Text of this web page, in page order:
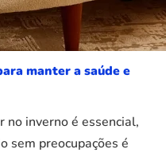
manter a saúde e
no inverno é essencial,
sem preocupações é